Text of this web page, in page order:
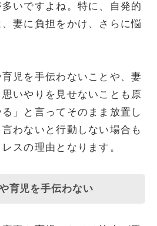
いですよね。特に、自発的
妻に負担をかけ、さらに悩
児を手伝わないことや、妻
いやりを見せないことも原
」と言ってそのまま放置し
わないと行動しない場合も
スの理由となります。
育児を手伝わない